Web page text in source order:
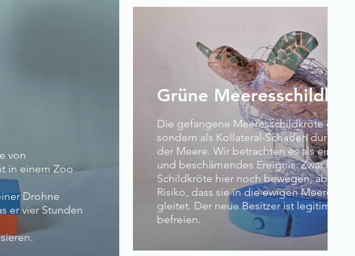
von
in einem Zoo
Drohne
er vier Stunden
Grüne
Die gefangene Meeresschildkröte gilt
sondern als Kollateral-Schaden durch
der Meere. Wir betrachten es als ein
und beschämendes Ereignis. Zwar kann sich diese
Schildkröte hier noch bewegen, aber es
Risiko, dass sie in die ewigen
gleitet. Der neue Besitzer ist legitimiert,
befreien.